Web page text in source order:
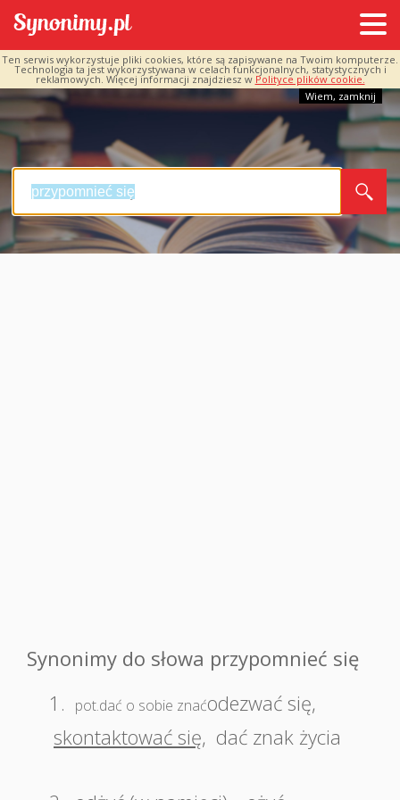
Ten serwis wykorzystuje pliki cookies, które są zapisywane na Twoim komputerze.
Technologia ta jest wykorzystywana w celach funkcjonalnych, statystycznych i
reklamowych. Więcej informacji znajdziesz w Polityce plików cookie.
Wiem, zamknij
Synonimy do słowa przypomnieć się
1.
pot.dać o sobie znaćodezwać się,
skontaktować się, dać znak życia